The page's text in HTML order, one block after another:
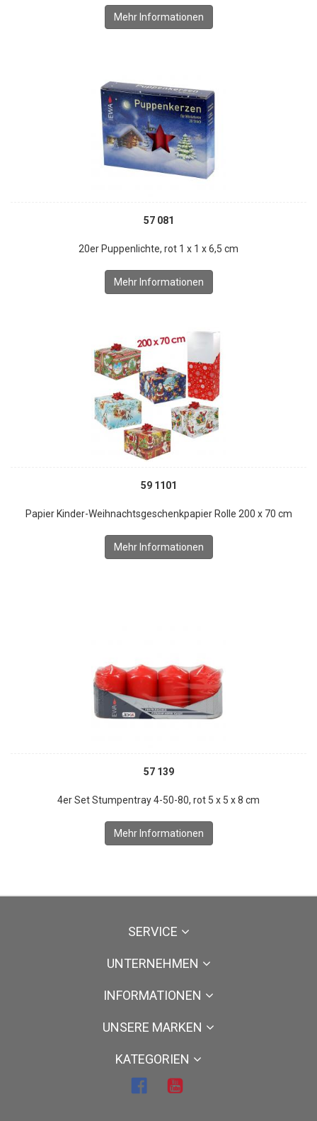
Mehr Informationen
57 081
20er Puppenlichte, rot 1 x 1 x 6,5 cm
Mehr Informationen
59 1101
Papier Kinder-Weihnachtsgeschenkpapier Rolle 200 x 70 cm
Mehr Informationen
57 139
4er Set Stumpentray 4-50-80, rot 5 x 5 x 8 cm
Mehr Informationen
SERVICE
UNTERNEHMEN
INFORMATIONEN
UNSERE MARKEN
KATEGORIEN